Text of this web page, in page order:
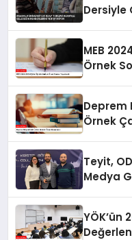
Dersiyle
MEB
Örnek
Deprem
Örnek
Teyit, ODTÜ’den “Yılın Yeni Nesil
Medya
YÖK’ün